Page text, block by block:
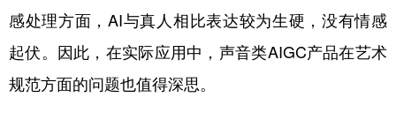
感处理方面，AI与真人相比表达较为生硬，没有情感
起伏。因此，在实际应用中，声音类AIGC产品在艺术
规范方面的问题也值得深思。